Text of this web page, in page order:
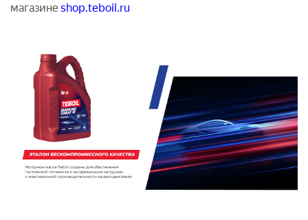
магазине shop.teboil.ru